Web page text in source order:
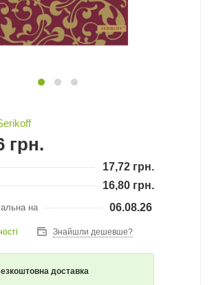
грн.
17,72 грн.
16,80 грн.
на 06.08.26
Знайшли дешевше?
доставка